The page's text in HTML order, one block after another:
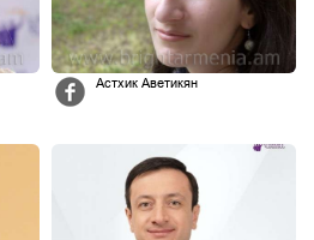
Астхик Аветикян